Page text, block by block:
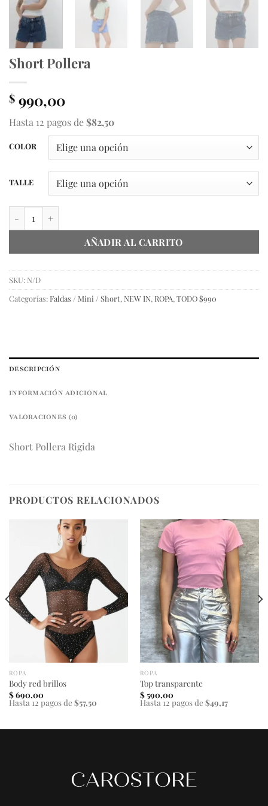
Short Pollera
$ 990,00
Hasta 12 pagos de $82,50
COLOR
TALLE
AÑADIR AL CARRITO
SKU: N/D
Categorías:Faldas / Mini / Short,NEW IN,ROPA,TODO $990
DESCRIPCIÓN
INFORMACIÓN ADICIONAL
VALORACIONES (0)
Short Pollera Rigida
PRODUCTOS RELACIONADOS
ROPA
Body red brillos
$690,00
Hasta 12 pagos de $57,50
ROPA
Top transparente
$590,00
Hasta 12 pagos de $49,17